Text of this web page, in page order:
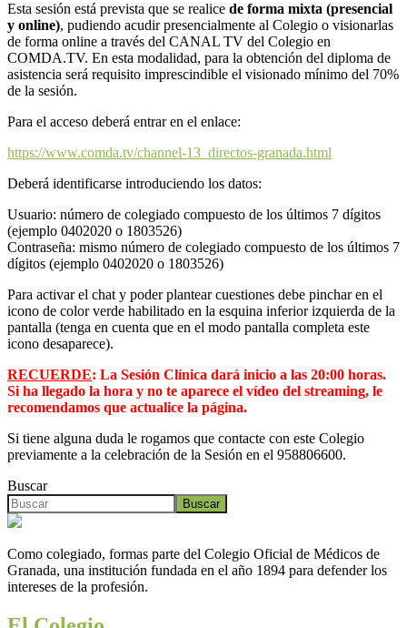
Esta sesión está prevista que se realice de forma mixta (presencial
y online), pudiendo acudir presencialmente al Colegio o visionarlas
de forma online a través del CANAL TV del Colegio en
COMDA.TV. En esta modalidad, para la obtención del diploma de
asistencia será requisito imprescindible el visionado mínimo del 70%
de la sesión.
Para el acceso deberá entrar en el enlace:
https://www.comda.tv/channel-13_directos-granada.html
Deberá identificarse introduciendo los datos:
Usuario: número de colegiado compuesto de los últimos 7 dígitos
(ejemplo 0402020 o 1803526)
Contraseña: mismo número de colegiado compuesto de los últimos 7
dígitos (ejemplo 0402020 o 1803526)
Para activar el chat y poder plantear cuestiones debe pinchar en el
icono de color verde habilitado en la esquina inferior izquierda de la
pantalla (tenga en cuenta que en el modo pantalla completa este
icono desaparece).
RECUERDE: La Sesión Clínica dará inicio a las 20:00 horas.
Si ha llegado la hora y no te aparece el vídeo del streaming, le
recomendamos que actualice la página.
Si tiene alguna duda le rogamos que contacte con este Colegio
previamente a la celebración de la Sesión en el 958806600.
Buscar
Buscar
Como colegiado, formas parte del Colegio Oficial de Médicos de
Granada, una institución fundada en el año 1894 para defender los
intereses de la profesión.